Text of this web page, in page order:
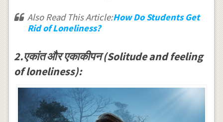
Also Read This Article:How Do Students Get
Rid of Loneliness?
2.एकांत और एकाकीपन (Solitude and feeling
of loneliness):